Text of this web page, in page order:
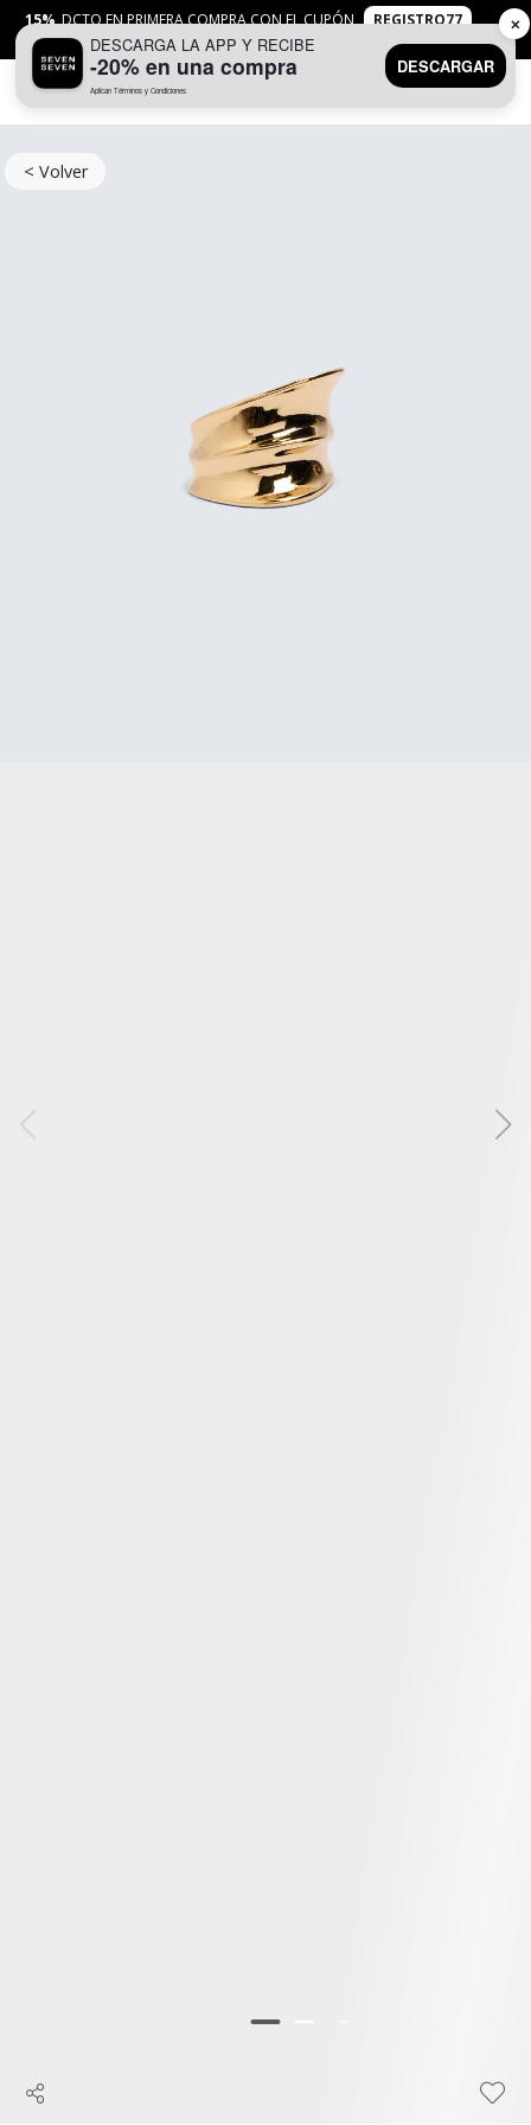
15% DCTO EN PRIMERA COMPRA CON EL CUPÓN
REGISTRO77
APLICANTYC
< Volver
DESCARGA LA APP Y RECIBE
-20% en una compra
Aplican Términos y Condiciones
DESCARGAR
✕